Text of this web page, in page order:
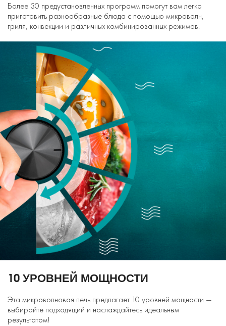
Более 30 предустановленных программ помогут вам легко
приготовить разнообразные блюда с помощью микроволн,
гриля, конвекции и различных комбинированных режимов.
10 УРОВНЕЙ МОЩНОСТИ
Эта микроволновая печь предлагает 10 уровней мощности —
выбирайте подходящий и наслаждайтесь идеальным
результатом!